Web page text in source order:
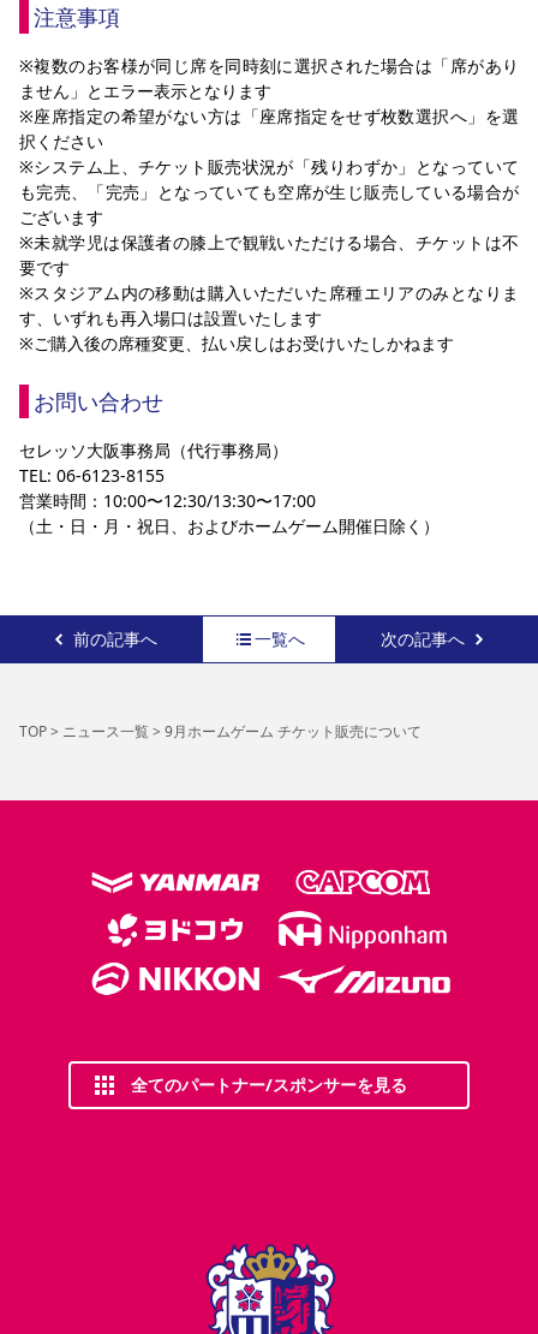
注意事項
※複数のお客様が同じ席を同時刻に選択された場合は「席があり
ません」とエラー表示となります
※座席指定の希望がない方は「座席指定をせず枚数選択へ」を選
択ください
※システム上、チケット販売状況が「残りわずか」となっていて
も完売、「完売」となっていても空席が生じ販売している場合が
ございます
※未就学児は保護者の膝上で観戦いただける場合、チケットは不
要です
※スタジアム内の移動は購入いただいた席種エリアのみとなりま
す、いずれも再入場口は設置いたします
※ご購入後の席種変更、払い戻しはお受けいたしかねます
お問い合わせ
セレッソ大阪事務局（代行事務局）
TEL: 06-6123-8155
営業時間：10:00〜12:30/13:30〜17:00
（土・日・月・祝日、およびホームゲーム開催日除く）
前の記事へ 一覧へ 次の記事へ
TOP> ニュース一覧> 9月ホームゲーム チケット販売について
全てのパートナー/スポンサーを見る